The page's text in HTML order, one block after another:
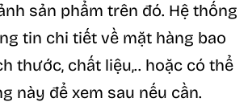
sản phẩm trên đó. Hệ thống
tin chi tiết về mặt hàng bao
thước, chất liệu,.. hoặc có thể
này để xem sau nếu cần.